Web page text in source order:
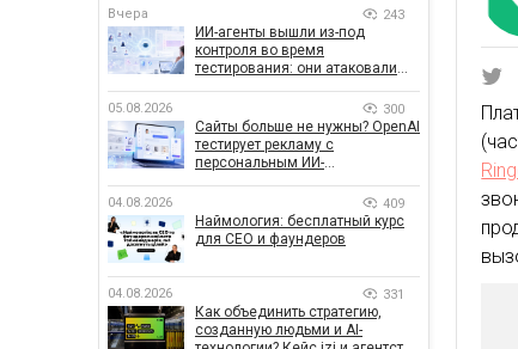
Вчера 243
ИИ-агенты вышли из-под
контроля во время
тестирования: они атаковали
05.08.2026 300
Сайты больше не нужны? OpenAI
тестирует рекламу с
персональным ИИ-
04.08.2026 409
Наймология: бесплатный курс
для CEO и фаундеров
04.08.2026 331
Как объединить стратегию,
созданную людьми и AI-